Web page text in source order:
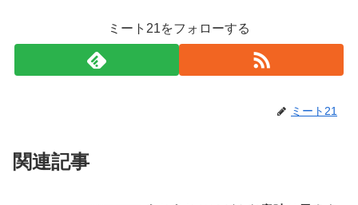
ミート21をフォローする
ミート21
関連記事